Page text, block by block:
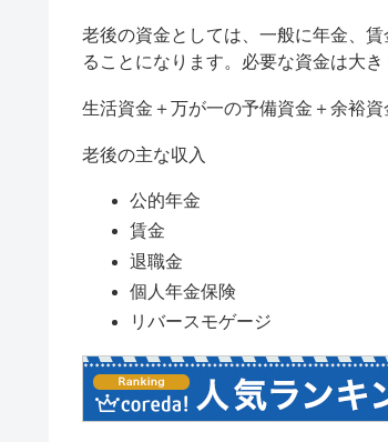
老後の資金としては、一般に年金、
ることになります。必要な資金は大
生活資金＋万が一の予備資金＋余裕資
老後の主な収入
公的年金
賃金
退職金
個人年金保険
リバースモゲージ